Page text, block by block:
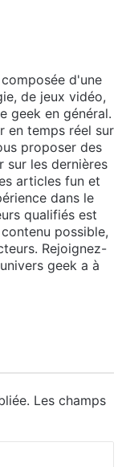
d'une
de jeux vidéo,
geek en général.
en temps réel sur
proposer des
sur les dernières
articles fun et
dans le
qualifiés est
possible,
Rejoignez-
geek a à
Les champs